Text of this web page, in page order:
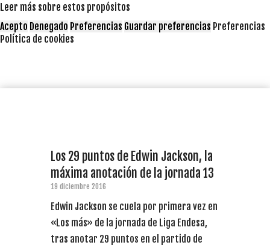
Leer más sobre estos propósitos
Acepto Denegado Preferencias Guardar preferencias Preferencias
Política de cookies
Los 29 puntos de Edwin Jackson, la
máxima anotación de la jornada 13
19 diciembre 2016
Edwin Jackson se cuela por primera vez en
«Los más» de la jornada de Liga Endesa,
tras anotar 29 puntos en el partido de